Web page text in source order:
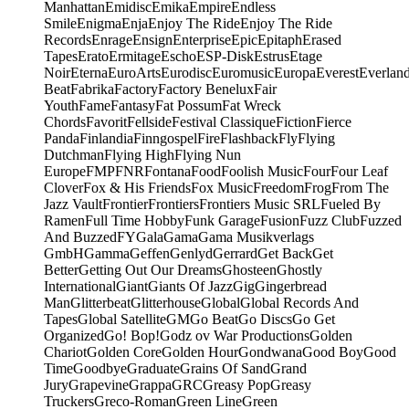
ManhattanEmidiscEmikaEmpireEndless
SmileEnigmaEnjaEnjoy The RideEnjoy The Ride
RecordsEnrageEnsignEnterpriseEpicEpitaphErased
TapesEratoErmitageEschoESP-DiskEstrusEtage
NoirEternaEuroArtsEurodiscEuromusicEuropaEverest
BeatFabrikaFactoryFactory BeneluxFair
YouthFameFantasyFat PossumFat Wreck
ChordsFavoritFellsideFestival ClassiqueFictionFierce
PandaFinlandiaFinngospelFireFlashbackFlyFlying
DutchmanFlying HighFlying Nun
EuropeFMPFNRFontanaFoodFoolish MusicFourFour Leaf
CloverFox & His FriendsFox MusicFreedomFrogFrom The
Jazz VaultFrontierFrontiersFrontiers Music SRLFueled By
RamenFull Time HobbyFunk GarageFusionFuzz ClubFuzzed
And BuzzedFYGalaGamaGama Musikverlags
GmbHGammaGeffenGenlydGerrardGet BackGet
BetterGetting Out Our DreamsGhosteenGhostly
InternationalGiantGiants Of JazzGigGingerbread
ManGlitterbeatGlitterhouseGlobalGlobal Records And
TapesGlobal SatelliteGMGo BeatGo DiscsGo Get
OrganizedGo! Bop!Godz ov War ProductionsGolden
ChariotGolden CoreGolden HourGondwanaGood BoyGood
TimeGoodbyeGraduateGrains Of SandGrand
JuryGrapevineGrappaGRCGreasy PopGreasy
TruckersGreco-RomanGreen LineGreen